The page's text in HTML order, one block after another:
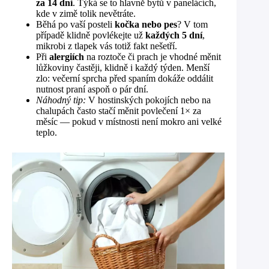
za 14 dní. Týká se to hlavně bytů v panelácích,
kde v zimě tolik nevětráte.
Běhá po vaší posteli kočka nebo pes? V tom
případě klidně povlékejte už každých 5 dní,
mikrobi z tlapek vás totiž fakt nešetří.
Při alergiích na roztoče či prach je vhodné měnit
lůžkoviny častěji, klidně i každý týden. Menší
zlo: večerní sprcha před spaním dokáže oddálit
nutnost praní aspoň o pár dní.
Náhodný tip: V hostinských pokojích nebo na
chalupách často stačí měnit povlečení 1× za
měsíc — pokud v místnosti není mokro ani velké
teplo.